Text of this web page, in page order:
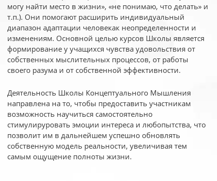
могу найти место в жизни», «не понимаю, что делать» и
т.п.). Они помогают расширить индивидуальный
диапазон адаптации человекак неопределенности и
изменениям. Основной целью курсов Школы является
формирование у учащихся чувства удовольствия от
собственных мыслительных процессов, от работы
своего разума и от собственной эффективности.
Деятельность Школы Концептуального Мышления
направлена на то, чтобы предоставить участникам
возможность научиться самостоятельно
стимулируровать эмоции интереса и любопытства, что
позволит им в дальнейшем успешно обновлять
собственную модель реальности, увеличивая тем
самым ощущение полноты жизни.